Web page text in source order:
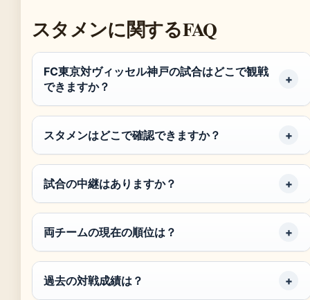
スタメンに関するFAQ
FC東京対ヴィッセル神戸の試合はどこで観戦
できますか？
スタメンはどこで確認できますか？
試合の中継はありますか？
両チームの現在の順位は？
過去の対戦成績は？